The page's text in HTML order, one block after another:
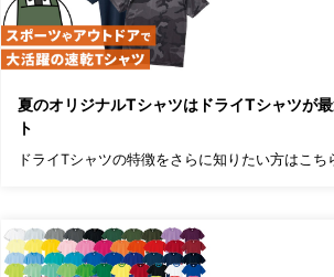
夏のオリジナルTシャツはドライTシャツが
ト
ドライTシャツの特徴をさらに知りたい方はこち